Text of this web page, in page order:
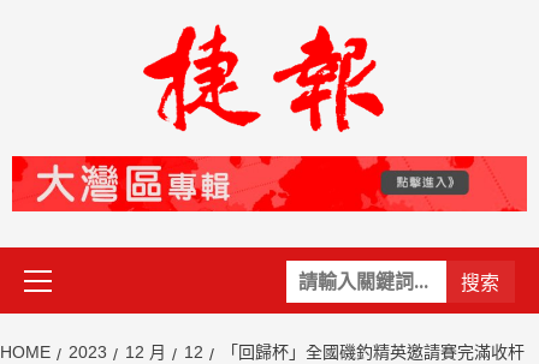
關
鍵
Primary
Menu
HOME 2023 12 月 12 「回歸杯」全國磯釣精英邀請賽完滿收杆